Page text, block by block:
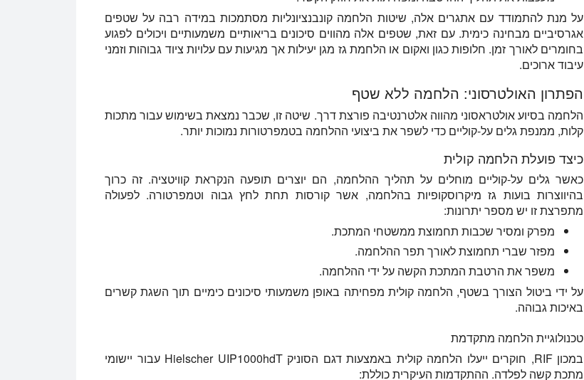
על מנת להתמודד עם אתגרים אלה, שיטות הלחמה קונבנציונליות מסתמכות במידה רבה על שטפים
אגרסיביים מבחינה כימית. עם זאת, שטפים אלה מהווים סיכונים בריאותיים משמעותיים ויכולים לפגוע
בחומרים לאורך זמן. חלופות כגון ואקום או הלחמת גז מגן יעילות אך מגיעות עם עלויות ציוד גבוהות וזמני
עיבוד ארוכים.
הפתרון האולטרסוני: הלחמה ללא שטף
הלחמה בסיוע אולטראסוני מהווה אלטרנטיבה פורצת דרך. שיטה זו, שכבר נמצאת בשימוש עבור מתכות
קלות, ממנפת גלים על-קוליים כדי לשפר את ביצועי ההלחמה בטמפרטורות נמוכות יותר.
כיצד פועלת הלחמה קולית
כאשר גלים על-קוליים מוחלים על תהליך ההלחמה, הם יוצרים תופעה הנקראת קוויטציה. זה כרוך
בהיווצרות בועות גז מיקרוסקופיות בהלחמה, אשר קורסות תחת לחץ גבוה וטמפרטורה. לפעולה
מתפרצת זו יש מספר יתרונות:
מפרק ומסיר שכבות תחמוצת ממשטחי המתכת.
מפזר שברי תחמוצת לאורך תפר ההלחמה.
משפר את הרטבת המתכת הקשה על ידי ההלחמה.
על ידי ביטול הצורך בשטף, הלחמה קולית מפחיתה באופן משמעותי סיכונים כימיים תוך השגת קשרים
באיכות גבוהה.
טכנולוגיית הלחמה מתקדמת
במכון RIF, חוקרים ייעלו הלחמה קולית באמצעות דגם הסוניק Hielscher UIP1000hdT עבור יישומי
מתכת קשה לפלדה. ההתקדמות העיקרית כוללת: